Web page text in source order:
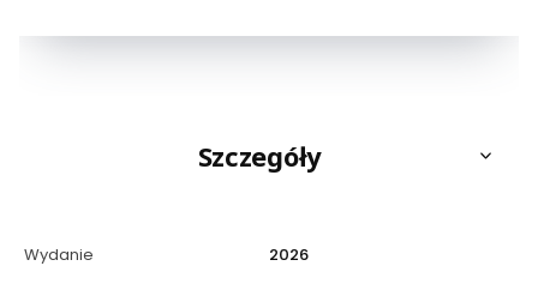
Szczegóły
Wydanie
2026